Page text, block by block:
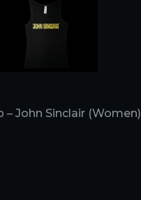
– John Sinclair (Women)